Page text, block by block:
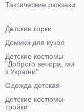
Тактические рюкзаки
Детские горки
Домики для кукол
Детские костюмы
"Доброго вечора, ми
з України"
Одежда детская
Детские костюмы-
тройки